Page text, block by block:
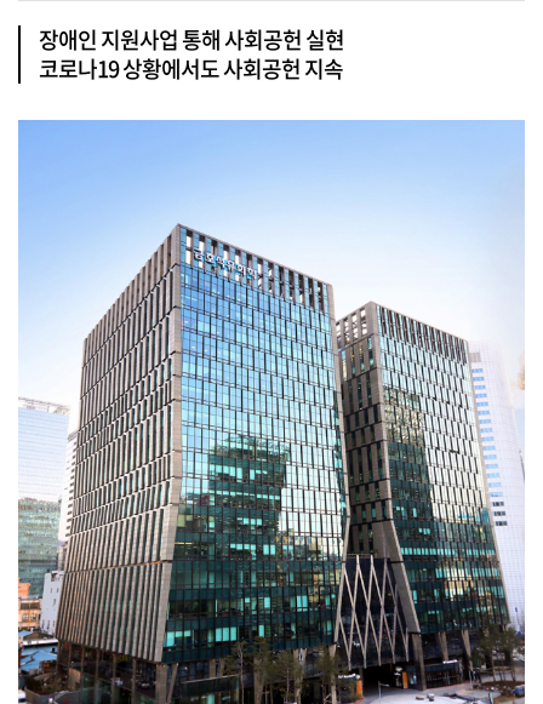
장애인 지원사업 통해 사회공헌 실현
코로나19 상황에서도 사회공헌 지속